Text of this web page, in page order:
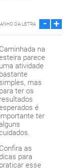
DA LETRA - +
Caminhada na
parece
uma atividade
bastante
simples, mas
para ter os
resultados
é
importante ter
Confira as
dicas para
praticar esse